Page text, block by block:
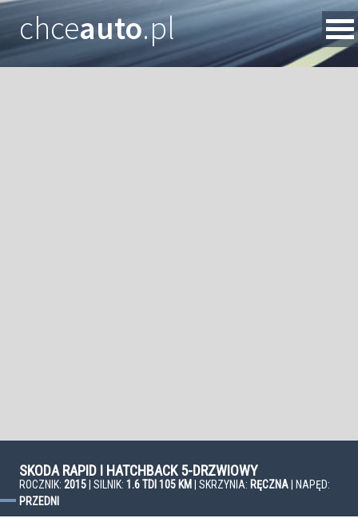
chceauto.pl
SKODA RAPID I HATCHBACK 5-DRZWIOWY
ROCZNIK: 2015 | SILNIK: 1.6 TDI 105 KM | SKRZYNIA: RĘCZNA | NAPĘD:
PRZEDNI